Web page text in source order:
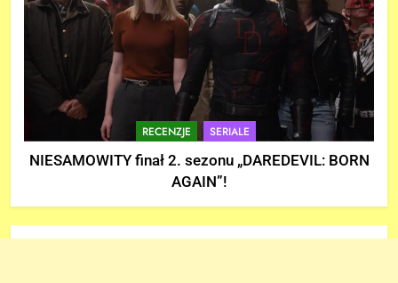
RECENZJE SERIALE
NIESAMOWITY finał 2. sezonu „DAREDEVIL: BORN
AGAIN”!